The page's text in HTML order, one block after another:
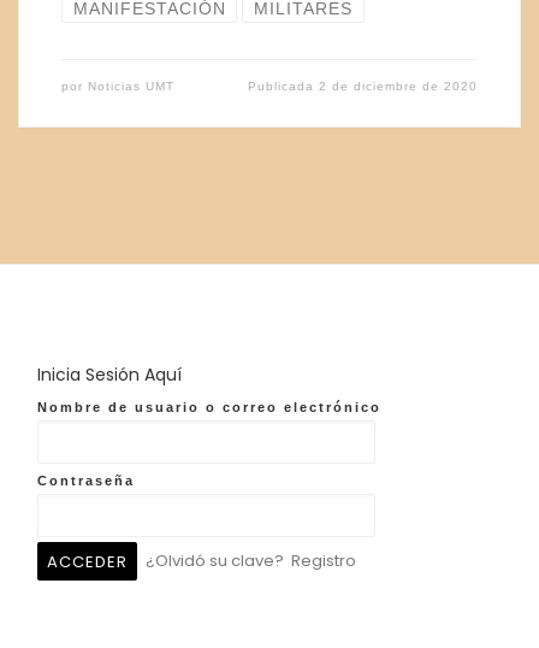
MANIFESTACIÓN MILITARES
por Noticias UMT Publicada2 de diciembre de 2020
Inicia Sesión Aquí
Nombre de usuario o correo electrónico
Contraseña
¿Olvidó su clave? Registro